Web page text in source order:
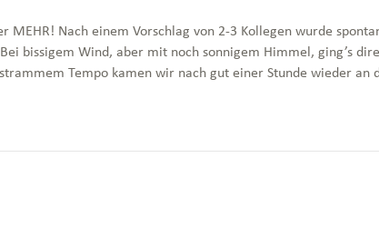
MEHR! Nach einem Vorschlag von 2-3 Kollegen wurde
bissigem Wind, aber mit noch sonnigem Himmel, ging’s
Tempo kamen wir nach gut einer Stunde wieder an